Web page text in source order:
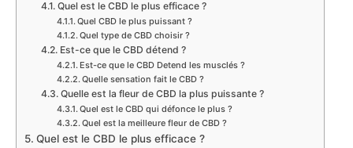
Quel est le CBD le plus efficace ?
Quel CBD le plus puissant ?
Quel type de CBD choisir ?
Est-ce que le CBD détend ?
Est-ce que le CBD Detend les musclés ?
Quelle sensation fait le CBD ?
Quelle est la fleur de CBD la plus puissante ?
Quel est le CBD qui défonce le plus ?
Quel est la meilleure fleur de CBD ?
Quel est le CBD le plus efficace ?